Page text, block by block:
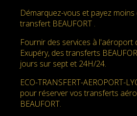
Démarquez-vous et payez
transfert BEAUFORT .
Fournir des services à l'aéroport
Exupéry, des transferts
jours sur sept et 24H/24.
ECO-TRANSFERT-AEROPORT-
pour réserver vos transferts
BEAUFORT.